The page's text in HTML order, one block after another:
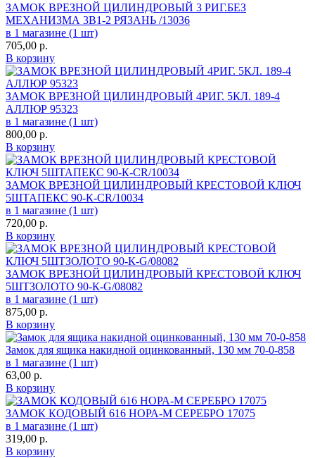
ЗАМОК ВРЕЗНОЙ ЦИЛИНДРОВЫЙ 3 РИГ.БЕЗ
МЕХАНИЗМА 3В1-2 РЯЗАНЬ /13036
в 1 магазине (1 шт)
705,00 р.
В корзину
ЗАМОК ВРЕЗНОЙ ЦИЛИНДРОВЫЙ 4РИГ. 5КЛ. 189-4
АЛЛЮР 95323
в 1 магазине (1 шт)
800,00 р.
В корзину
ЗАМОК ВРЕЗНОЙ ЦИЛИНДРОВЫЙ КРЕСТОВОЙ КЛЮЧ
5ШТАПЕКС 90-К-CR/10034
в 1 магазине (1 шт)
720,00 р.
В корзину
ЗАМОК ВРЕЗНОЙ ЦИЛИНДРОВЫЙ КРЕСТОВОЙ КЛЮЧ
5ШТЗОЛОТО 90-К-G/08082
в 1 магазине (1 шт)
875,00 р.
В корзину
Замок для ящика накидной оцинкованный, 130 мм 70-0-858
в 1 магазине (1 шт)
63,00 р.
В корзину
ЗАМОК КОДОВЫЙ 616 НОРА-М СЕРЕБРО 17075
в 1 магазине (1 шт)
319,00 р.
В корзину